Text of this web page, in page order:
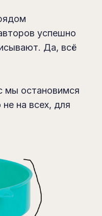
успешно
Да, всё
мы остановимся
не на всех, для